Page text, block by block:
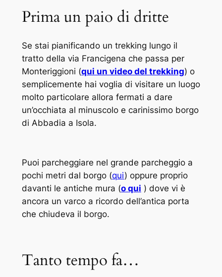
Prima un paio di dritte
Se stai pianificando un trekking lungo il
tratto della via Francigena che passa per
Monteriggioni (qui un video del trekking) o
semplicemente hai voglia di visitare un luogo
molto particolare allora fermati a dare
un’occhiata al minuscolo e carinissimo borgo
di Abbadia a Isola.
Puoi parcheggiare nel grande parcheggio a
pochi metri dal borgo (qui) oppure proprio
davanti le antiche mura (o qui ) dove vi è
ancora un varco a ricordo dell’antica porta
che chiudeva il borgo.
Tanto tempo fa…